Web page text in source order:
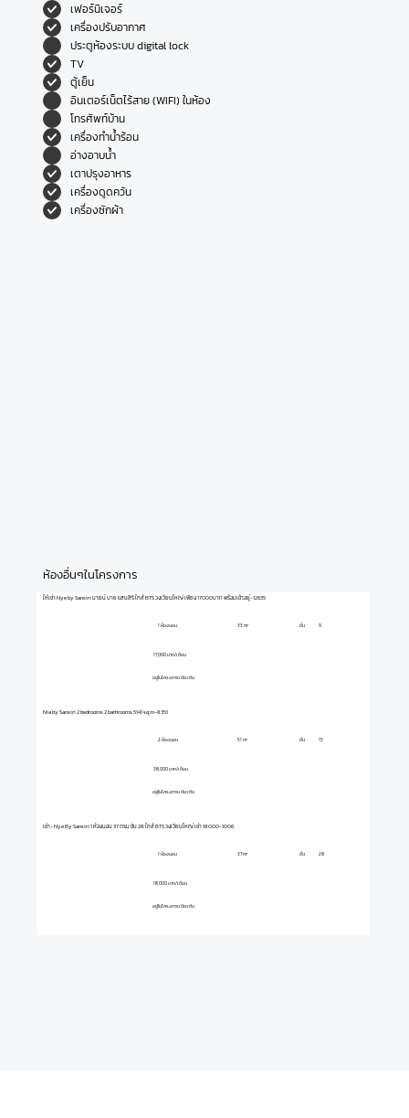
เฟอร์นิเจอร์
เครื่องปรับอากาศ
ประตูห้องระบบ digital lock
TV
ตู้เย็น
อินเตอร์เน็ตไร้สาย (WIFI) ในห้อง
โทรศัพท์บ้าน
เครื่องทำน้ำร้อน
อ่างอาบน้ำ
เตาปรุงอาหาร
เครื่องดูดควัน
เครื่องซักผ้า
ห้องอื่นๆในโครงการ
ให้เช่า Nye by Sansiri นายน์ บาย แสนสิริ ใกล้ BTS วงเวียนใหญ่ เพียง 17000บาท พร้อมเข้าอยู่-12635
1 ห้องนอน
17,000 บาท/เดือน
ชั้น
33 m² 9
อยู่ในโครงการเดียวกัน
Nia by Sansiri 2 bedrooms 2 bathrooms 5141 sq m-8351
2 ห้องนอน
38,000 บาท/เดือน
ชั้น
51 m² 15
อยู่ในโครงการเดียวกัน
เช่า- Nye By Sansiri 1 ห้องนอน 37 ตรม ชั้น 28 ใกล้ BTS วงเวียนใหญ่ เช่า 18000-1006
1 ห้องนอน
18,000 บาท/เดือน
ชั้น
37 m² 28
อยู่ในโครงการเดียวกัน